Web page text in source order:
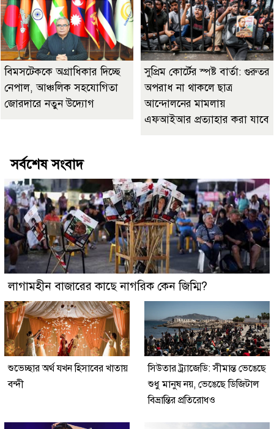
বিমসটেককে অগ্রাধিকার দিচ্ছে
নেপাল, আঞ্চলিক সহযোগিতা
জোরদারে নতুন উদ্যোগ
সুপ্রিম কোর্টের স্পষ্ট বার্তা: গুরুতর
অপরাধ না থাকলে ছাত্র
আন্দোলনের মামলায়
এফআইআর প্রত্যাহার করা যাবে
সর্বশেষ সংবাদ
লাগামহীন বাজারের কাছে নাগরিক কেন জিম্মি?
শুভেচ্ছার অর্থ যখন হিসাবের খাতায়
বন্দী
সিউতার ট্র্যাজেডি: সীমান্ত ভেঙেছে
শুধু মানুষ নয়, ভেঙেছে ডিজিটাল
বিভ্রান্তির প্রতিরোধও